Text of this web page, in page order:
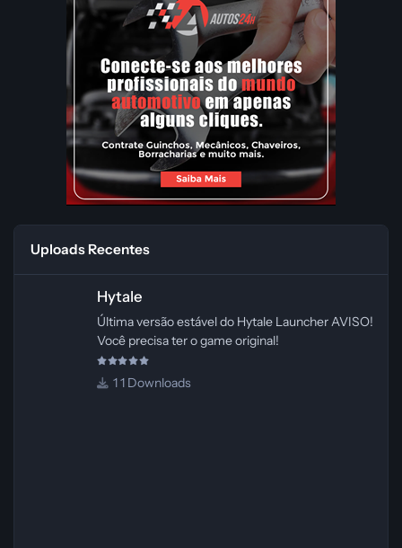
Uploads Recentes
Hytale
Última versão estável do Hytale Launcher AVISO!
Você precisa ter o game original!
1 Downloads